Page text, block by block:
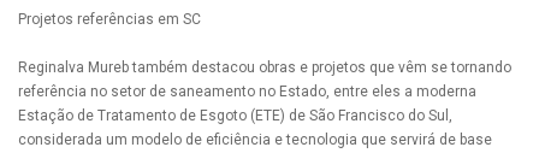
Projetos referências em SC
Reginalva Mureb também destacou obras e projetos que vêm se tornando
referência no setor de saneamento no Estado, entre eles a moderna
Estação de Tratamento de Esgoto (ETE) de São Francisco do Sul,
considerada um modelo de eficiência e tecnologia que servirá de base